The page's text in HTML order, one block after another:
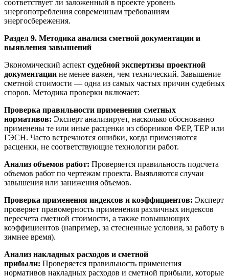
соответствует ли заложенный в проекте уровень
энергопотребления современным требованиям
энергосбережения.
Раздел 9. Методика анализа сметной документации и
выявления завышений
Экономический аспект судебной экспертизы проектной
документации не менее важен, чем технический. Завышение
сметной стоимости — одна из самых частых причин судебных
споров. Методика проверки включает:
Проверка правильности применения сметных
нормативов: Эксперт анализирует, насколько обоснованно
применены те или иные расценки из сборников ФЕР, ТЕР или
ГЭСН. Часто встречаются ошибки, когда применяются
расценки, не соответствующие технологии работ.
Анализ объемов работ: Проверяется правильность подсчета
объемов работ по чертежам проекта. Выявляются случаи
завышения или занижения объемов.
Проверка применения индексов и коэффициентов: Эксперт
проверяет правомерность применения различных индексов
пересчета сметной стоимости, а также повышающих
коэффициентов (например, за стесненные условия, за работу в
зимнее время).
Анализ накладных расходов и сметной
прибыли: Проверяется правильность применения
нормативов накладных расходов и сметной прибыли, которые